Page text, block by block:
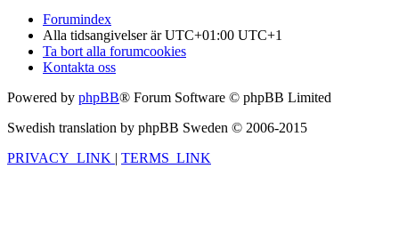
Forumindex
Alla tidsangivelser är UTC+01:00 UTC+1
Ta bort alla forumcookies
Kontakta oss
Powered by phpBB® Forum Software © phpBB Limited
Swedish translation by phpBB Sweden © 2006-2015
PRIVACY_LINK | TERMS_LINK